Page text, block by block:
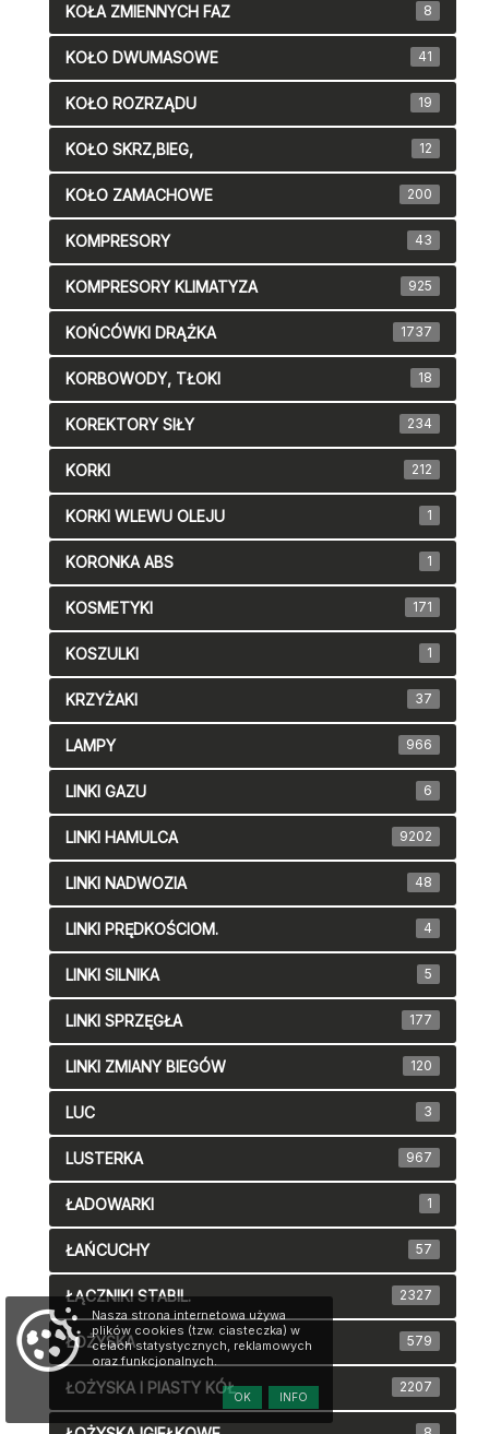
KOŁA ZMIENNYCH FAZ 8
KOŁO DWUMASOWE 41
KOŁO ROZRZĄDU 19
KOŁO SKRZ,BIEG, 12
KOŁO ZAMACHOWE 200
KOMPRESORY 43
KOMPRESORY KLIMATYZA 925
KOŃCÓWKI DRĄŻKA 1737
KORBOWODY, TŁOKI 18
KOREKTORY SIŁY 234
KORKI 212
KORKI WLEWU OLEJU 1
KORONKA ABS 1
KOSMETYKI 171
KOSZULKI 1
KRZYŻAKI 37
LAMPY 966
LINKI GAZU 6
LINKI HAMULCA 9202
LINKI NADWOZIA 48
LINKI PRĘDKOŚCIOM. 4
LINKI SILNIKA 5
LINKI SPRZĘGŁA 177
LINKI ZMIANY BIEGÓW 120
LUC 3
LUSTERKA 967
ŁADOWARKI 1
ŁAŃCUCHY 57
ŁĄCZNIKI STABIL. 2327
ŁOŻYSKA 579
ŁOŻYSKA I PIASTY KÓŁ 2207
Nasza strona internetowa używa
plików cookies (tzw. ciasteczka) w
celach statystycznych, reklamowych
oraz funkcjonalnych.
INFO
OK